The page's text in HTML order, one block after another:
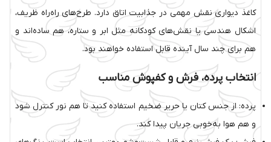
کاغذ دیواری نقش مهمی در جذابیت اتاق دارد. طرح‌های راه‌راه ظریف،
اشکال هندسی یا نقش‌های کودکانه مثل ابر و ستاره، هم ساده‌اند و
هم برای چند سال آینده قابل استفاده خواهند بود.
انتخاب پرده، فرش و کفپوش مناسب
پرده: از جنس کتان یا حریر ضخیم استفاده کنید تا هم نور کنترل شود
و هم هوا به‌خوبی جریان پیدا کند.